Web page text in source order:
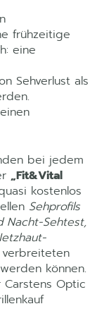
frühzeitige
eine
Sehverlust als
bei jedem
„Fit&Vital
kostenlos
Sehprofils
Nacht-Sehtest,
können.
Optic